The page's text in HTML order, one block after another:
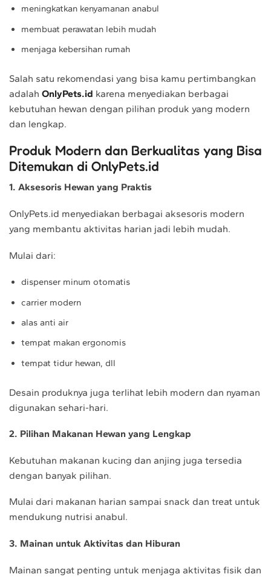
meningkatkan kenyamanan anabul
membuat perawatan lebih mudah
menjaga kebersihan rumah
Salah satu rekomendasi yang bisa kamu pertimbangkan
adalah OnlyPets.id karena menyediakan berbagai
kebutuhan hewan dengan pilihan produk yang modern
dan lengkap.
Produk Modern dan Berkualitas yang Bisa
Ditemukan di OnlyPets.id
1. Aksesoris Hewan yang Praktis
OnlyPets.id menyediakan berbagai aksesoris modern
yang membantu aktivitas harian jadi lebih mudah.
Mulai dari:
dispenser minum otomatis
carrier modern
alas anti air
tempat makan ergonomis
tempat tidur hewan, dll
Desain produknya juga terlihat lebih modern dan nyaman
digunakan sehari-hari.
2. Pilihan Makanan Hewan yang Lengkap
Kebutuhan makanan kucing dan anjing juga tersedia
dengan banyak pilihan.
Mulai dari makanan harian sampai snack dan treat untuk
mendukung nutrisi anabul.
3. Mainan untuk Aktivitas dan Hiburan
Mainan sangat penting untuk menjaga aktivitas fisik dan